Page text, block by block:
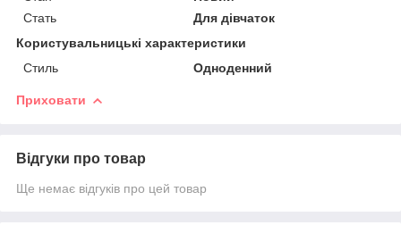
Стать
Для дівчаток
Користувальницькі характеристики
Стиль
Одноденний
Приховати
Відгуки про товар
Ще немає відгуків про цей товар